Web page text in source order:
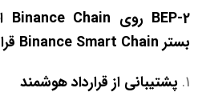
BEP-2 روی
Binance Chain اجرا می‌شود.
بستر Binance Smart Chain قرار دارد.
پشتیبانی از قرارداد هوشمند